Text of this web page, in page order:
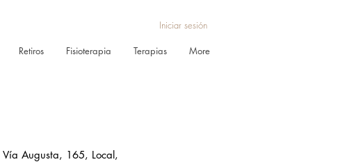
Iniciar sesión
Retiros Fisioterapia Terapias More
Augusta, 165, Local,